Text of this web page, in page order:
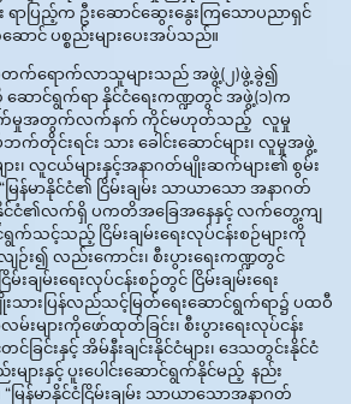
ရာပြည့်က ဦးဆောင်ဆွေးနွေးကြသောပညာရှင်
ာင် ပစ္စည်းများပေးအပ်သည်။
ပွဲတက်ရောက်လာသူများသည် အဖွဲ့(၂)ဖွဲ့ခွဲ၍
ဆောင်ရွက်ရာ နိုင်ငံရေးကဏ္ဍတွင် အဖွဲ့(၁)က
ဆောက်မှုအတွက်လက်နက် ကိုင်မဟုတ်သည့် လူမှု
က်တိုင်းရင်း သား ခေါင်းဆောင်များ၊ လူမှုအဖွဲ့
ား၊ လူငယ်များနှင့်အနာဂတ်မျိုးဆက်များ၏ စွမ်း
မြန်မာနိုင်ငံ၏ ငြိမ်းချမ်း သာယာသော အနာဂတ်
ငံ၏လက်ရှိ ပကတိအခြေအနေနှင့် လက်တွေ့ကျ
င့်သည့် ငြိမ်းချမ်းရေးလုပ်ငန်းစဉ်များကို
ဉ်း၍ လည်းကောင်း၊ စီးပွားရေးကဏ္ဍတွင်
းချမ်းရေးလုပ်ငန်းစဉ်တွင် ငြိမ်းချမ်းရေး
သားပြန်လည်သင့်မြတ်ရေးဆောင်ရွက်ရာ၌ ပထဝီ
းများကိုဖော်ထုတ်ခြင်း၊ စီးပွားရေးလုပ်ငန်း
ခြင်းနှင့် အိမ်နီးချင်းနိုင်ငံများ၊ ဒေသတွင်းနိုင်ငံ
များနှင့် ပူးပေါင်းဆောင်ရွက်နိုင်မည့် နည်း
“မြန်မာနိုင်ငံငြိမ်းချမ်း သာယာသောအနာဂတ်